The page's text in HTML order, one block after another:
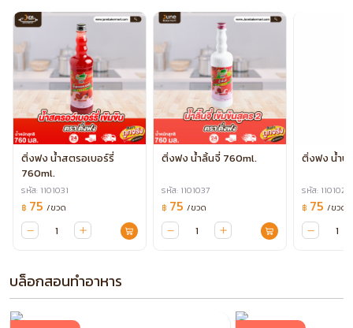
ติ่งฟง น้ำสตรอเบอร์รี่
760ml.
รหัส: 1101031
฿ 75 /ขวด
ติ่งฟง น้ำลิ้นจี่ 760ml.
รหัส: 1101037
฿ 75 /ขวด
ติ่งฟง น้ำบ
รหัส: 1101029
฿ 75 /ขวด
บล็อกสอนทำอาหาร